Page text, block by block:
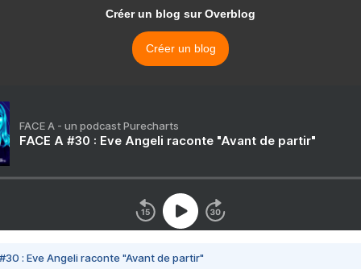
Créer un blog sur Overblog
Créer un blog
FACE A - un podcast Purecharts
FACE A #30 : Eve Angeli raconte "Avant de partir"
#30 : Eve Angeli raconte "Avant de partir"